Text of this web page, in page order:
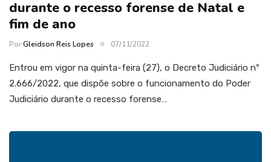
durante o recesso forense de Natal e
fim de ano
PorGleidson Reis Lopes 07/11/2022
Entrou em vigor na quinta-feira (27), o Decreto Judiciário nº
2.666/2022, que dispõe sobre o funcionamento do Poder
Judiciário durante o recesso forense…